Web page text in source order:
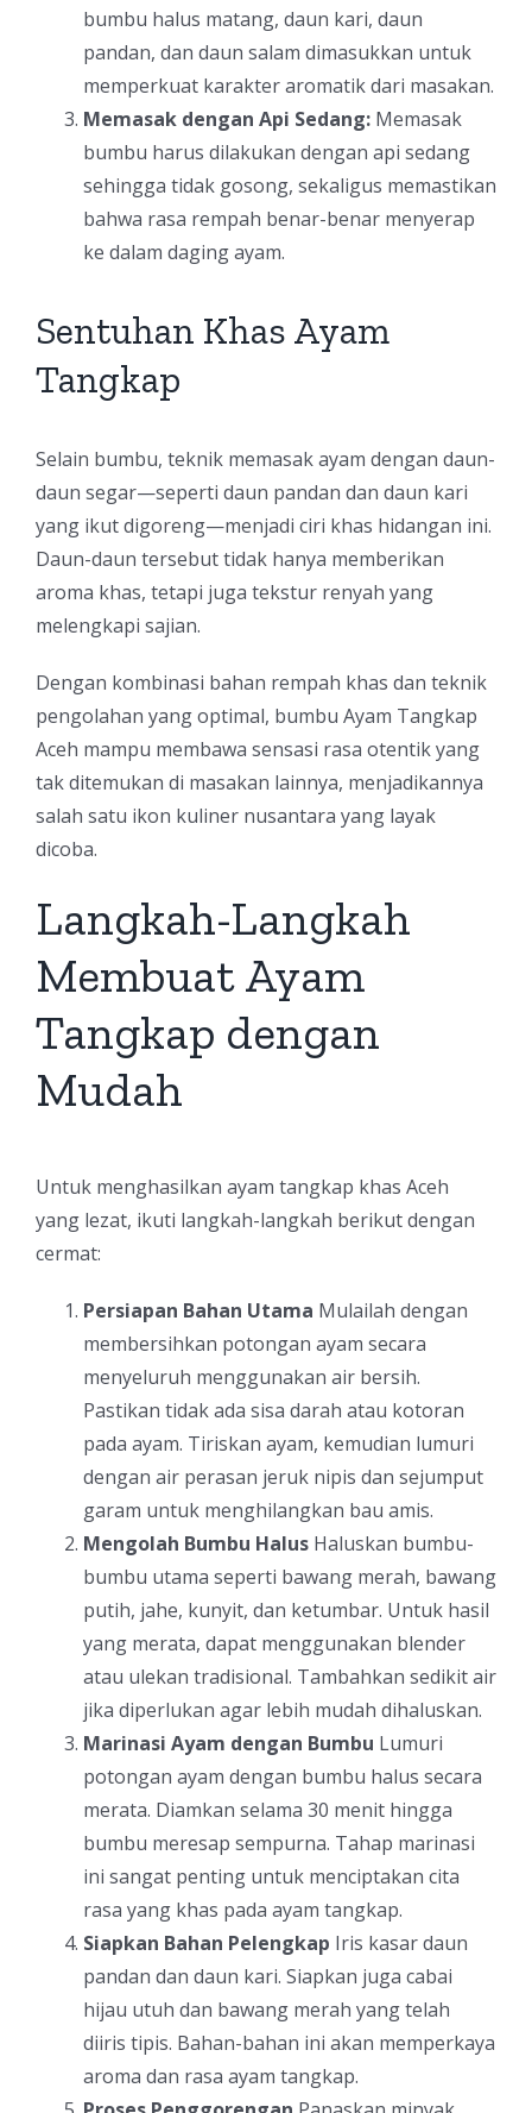
bumbu halus matang, daun kari, daun
pandan, dan daun salam dimasukkan untuk
memperkuat karakter aromatik dari masakan.
Memasak dengan Api Sedang: Memasak
bumbu harus dilakukan dengan api sedang
sehingga tidak gosong, sekaligus memastikan
bahwa rasa rempah benar-benar menyerap
ke dalam daging ayam.
Sentuhan Khas Ayam
Tangkap
Selain bumbu, teknik memasak ayam dengan daun-
daun segar—seperti daun pandan dan daun kari
yang ikut digoreng—menjadi ciri khas hidangan ini.
Daun-daun tersebut tidak hanya memberikan
aroma khas, tetapi juga tekstur renyah yang
melengkapi sajian.
Dengan kombinasi bahan rempah khas dan teknik
pengolahan yang optimal, bumbu Ayam Tangkap
Aceh mampu membawa sensasi rasa otentik yang
tak ditemukan di masakan lainnya, menjadikannya
salah satu ikon kuliner nusantara yang layak
dicoba.
Langkah-Langkah
Membuat Ayam
Tangkap dengan
Mudah
Untuk menghasilkan ayam tangkap khas Aceh
yang lezat, ikuti langkah-langkah berikut dengan
cermat:
Persiapan Bahan Utama Mulailah dengan
membersihkan potongan ayam secara
menyeluruh menggunakan air bersih.
Pastikan tidak ada sisa darah atau kotoran
pada ayam. Tiriskan ayam, kemudian lumuri
dengan air perasan jeruk nipis dan sejumput
garam untuk menghilangkan bau amis.
Mengolah Bumbu Halus Haluskan bumbu-
bumbu utama seperti bawang merah, bawang
putih, jahe, kunyit, dan ketumbar. Untuk hasil
yang merata, dapat menggunakan blender
atau ulekan tradisional. Tambahkan sedikit air
jika diperlukan agar lebih mudah dihaluskan.
Marinasi Ayam dengan Bumbu Lumuri
potongan ayam dengan bumbu halus secara
merata. Diamkan selama 30 menit hingga
bumbu meresap sempurna. Tahap marinasi
ini sangat penting untuk menciptakan cita
rasa yang khas pada ayam tangkap.
Siapkan Bahan Pelengkap Iris kasar daun
pandan dan daun kari. Siapkan juga cabai
hijau utuh dan bawang merah yang telah
diiris tipis. Bahan-bahan ini akan memperkaya
aroma dan rasa ayam tangkap.